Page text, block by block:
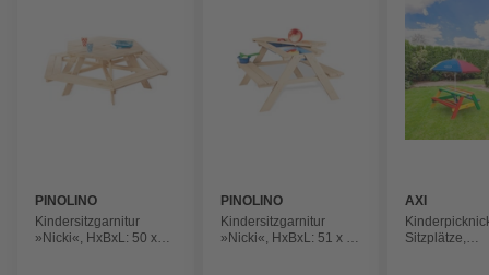
PINOLINO
Kindersitzgarnitur
»Nicki«, HxBxL: 50 x
PINOLINO
Kindersitzgarnitur
»Nicki«, HxBxL: 51 x 88
AXI
Sitzplätze,